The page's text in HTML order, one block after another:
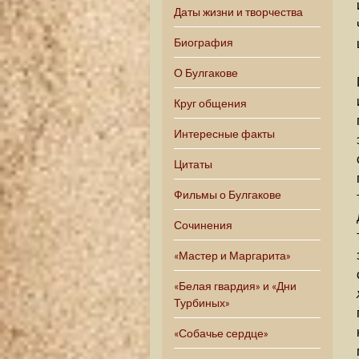
Даты жизни и творчества
Биография
О Булгакове
Круг общения
Интересные факты
Цитаты
Фильмы о Булгакове
Сочинения
«Мастер и Маргарита»
«Белая гвардия» и «Дни
Турбиных»
«Собачье сердце»